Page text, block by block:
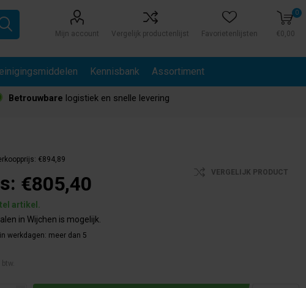
Mijn account Vergelijk productenlijst Favorietenlijsten
0
€0,00
Kennisbank Assortiment
Betrouwbare logistiek en snelle levering
€894,89
€805,40 VERGELIJK PRODUCT
artikel.
in Wijchen is mogelijk.
werkdagen: meer dan 5